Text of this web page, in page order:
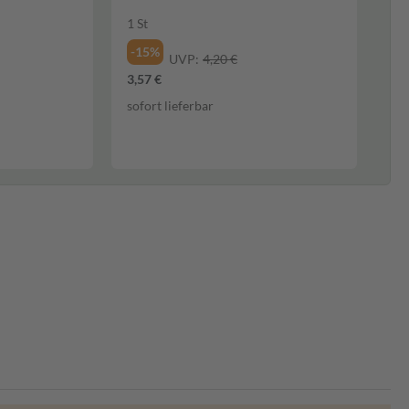
1 St
-15%
UVP: 4,20 €
3,57 €
sofort lieferbar